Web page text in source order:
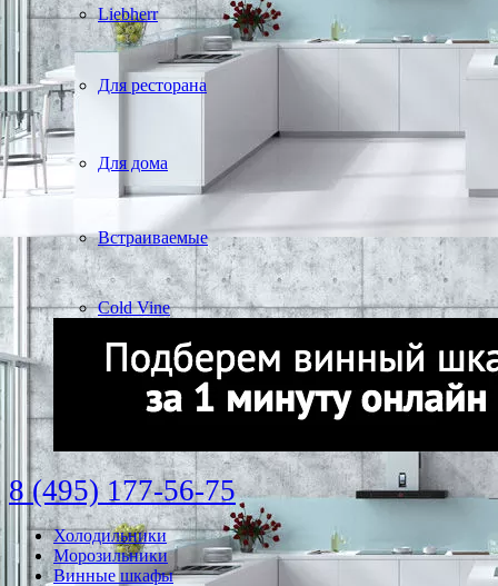
Liebherr
Для ресторана
Для дома
Встраиваемые
Cold Vine
8 (495) 177-56-75
Холодильники
Морозильники
Винные шкафы